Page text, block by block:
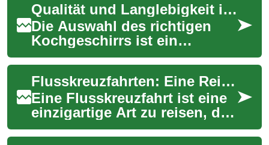
Qualität und Langlebigkeit in der Küche
Die Auswahl des richtigen
Kochgeschirrs ist ein
entscheidender Faktor für
den Erfolg und die Freude am
Kochen. Hochwe...
Flusskreuzfahrten: Eine Reise durch Europas Herzstück
Eine Flusskreuzfahrt ist eine
einzigartige Art zu reisen, die
es Ihnen ermöglicht, mehrere
Städte und Landschaften zu...